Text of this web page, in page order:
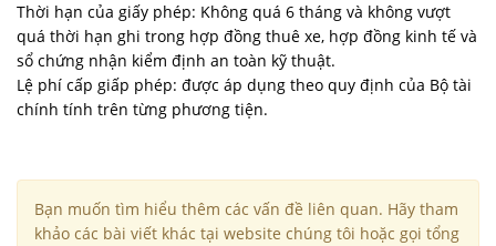
Thời hạn của giấy phép: Không quá 6 tháng và không vượt
quá thời hạn ghi trong hợp đồng thuê xe, hợp đồng kinh tế và
sổ chứng nhận kiểm định an toàn kỹ thuật.
Lệ phí cấp giấp phép: được áp dụng theo quy định của Bộ tài
chính tính trên từng phương tiện.
Bạn muốn tìm hiểu thêm các vấn đề liên quan. Hãy tham
khảo các bài viết khác tại website chúng tôi hoặc gọi tổng